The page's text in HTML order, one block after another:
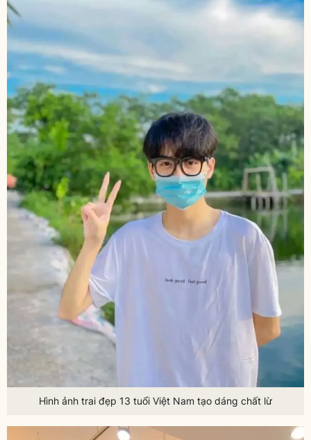
Hình ảnh trai đẹp 13 tuổi Việt Nam tạo dáng chất lừ